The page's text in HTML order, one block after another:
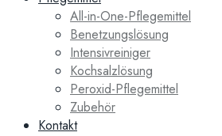
All-in-One-Pflegemittel
Benetzungslösung
Intensivreiniger
Kochsalzlösung
Peroxid-Pflegemittel
Zubehör
Kontakt